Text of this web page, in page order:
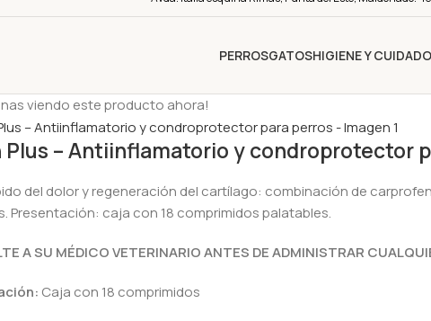
PERROSGATOSHIGIENE Y CUIDADO
viendo este producto ahora!
– Antiinflamatorio y condroprotector
del dolor y regeneración del cartílago: combinación de
Presentación: caja con 18 comprimidos palatables.
A SU MÉDICO VETERINARIO ANTES DE ADMINISTRAR
Caja con 18 comprimidos